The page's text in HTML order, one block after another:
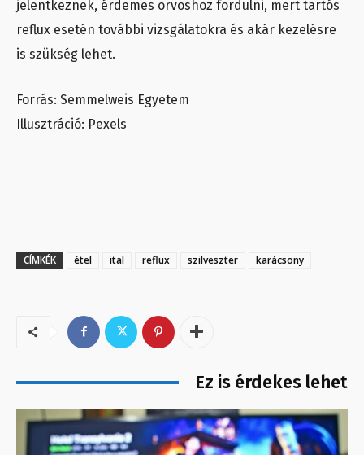
jelentkeznek, érdemes orvoshoz fordulni, mert tartós
reflux esetén további vizsgálatokra és akár kezelésre
is szükség lehet.
Forrás: Semmelweis Egyetem
Illusztráció: Pexels
CÍMKÉK étel ital reflux szilveszter karácsony
Ez is érdekes lehet